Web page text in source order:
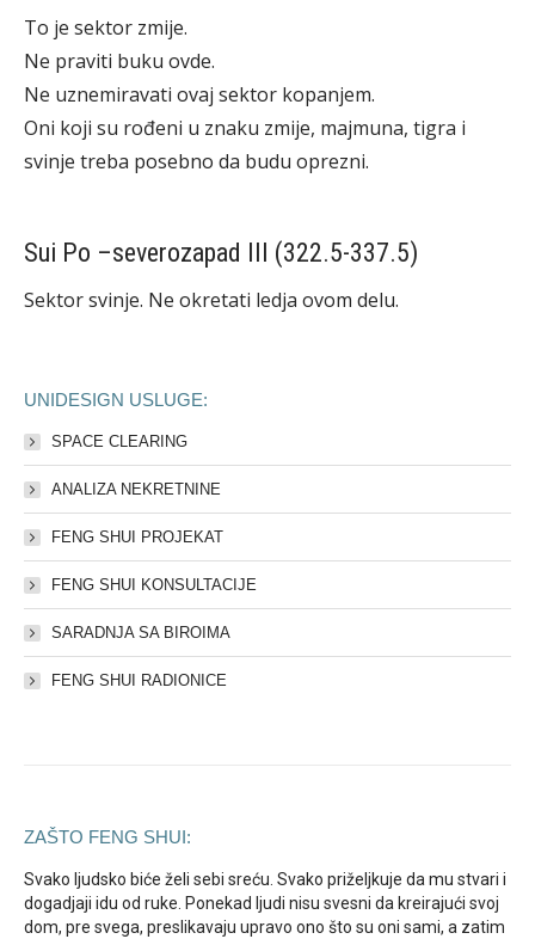
To je sektor zmije.
Ne praviti buku ovde.
Ne uznemiravati ovaj sektor kopanjem.
Oni koji su rođeni u znaku zmije, majmuna, tigra i
svinje treba posebno da budu oprezni.
Sui Po –severozapad III (322.5-337.5)
Sektor svinje. Ne okretati ledja ovom delu.
UNIDESIGN USLUGE:
SPACE CLEARING
ANALIZA NEKRETNINE
FENG SHUI PROJEKAT
FENG SHUI KONSULTACIJE
SARADNJA SA BIROIMA
FENG SHUI RADIONICE
ZAŠTO FENG SHUI:
Svako ljudsko biće želi sebi sreću. Svako priželjkuje da mu stvari i
dogadjaji idu od ruke. Ponekad ljudi nisu svesni da kreirajući svoj
dom, pre svega, preslikavaju upravo ono što su oni sami, a zatim